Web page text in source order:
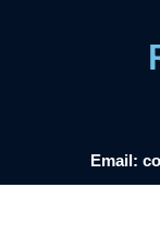
Email: